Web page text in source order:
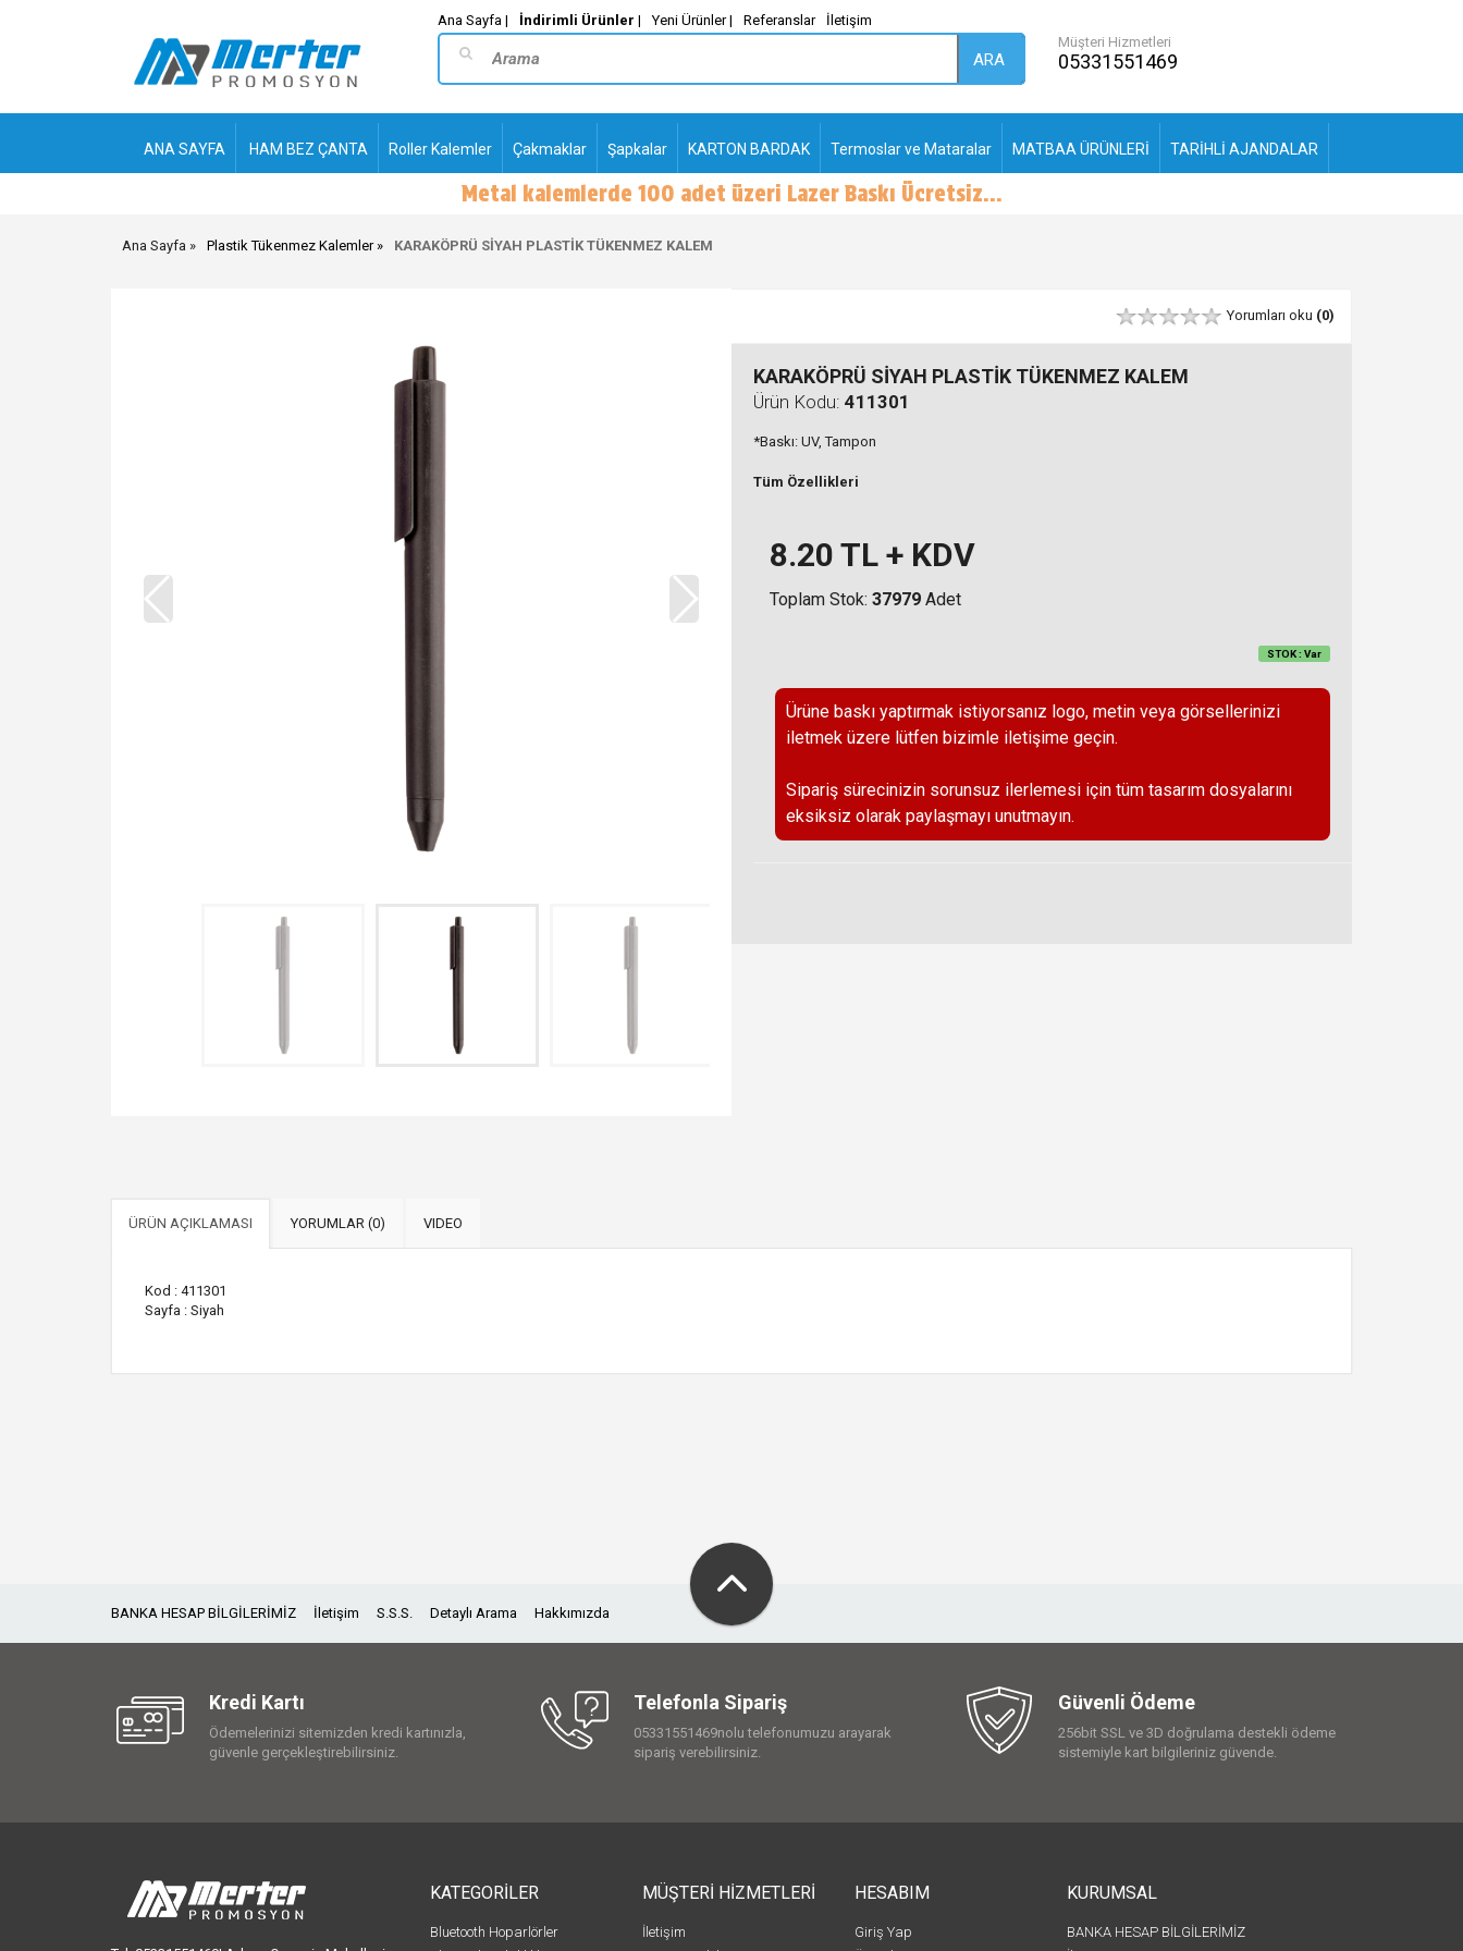
Ana Sayfa | İndirimli Ürünler | Yeni Ürünler | Referanslar İletişim
ARA
Müşteri Hizmetleri
05331551469
ANA SAYFA HAM BEZ ÇANTA Roller Kalemler Çakmaklar Şapkalar KARTON BARDAK Termoslar ve Mataralar MATBAA ÜRÜNLERİ TARİHLİ AJANDALAR
PLASTİK TÜKENMEZ
-
Ana Sayfa Plastik Tükenmez Kalemler KARAKÖPRÜ SİYAH PLASTİK TÜKENMEZ KALEM
Yorumları oku (0)
KARAKÖPRÜ SİYAH PLASTİK TÜKENMEZ KALEM
Ürün Kodu: 411301
*Baskı: UV, Tampon
Tüm Özellikleri
8.20 TL + KDV
Toplam Stok: 37979 Adet
STOK : Var
Ürüne baskı yaptırmak istiyorsanız logo, metin veya görsellerinizi
iletmek üzere lütfen bizimle iletişime geçin.
Sipariş sürecinizin sorunsuz ilerlemesi için tüm tasarım dosyalarını
eksiksiz olarak paylaşmayı unutmayın.
ÜRÜN AÇIKLAMASI YORUMLAR (0) VIDEO
Kod : 411301
Sayfa : Siyah
BANKA HESAP BİLGİLERİMİZ İletişim S.S.S. Detaylı Arama Hakkımızda
Kredi Kartı
Ödemelerinizi sitemizden kredi kartınızla,
güvenle gerçekleştirebilirsiniz.
Telefonla Sipariş
05331551469nolu telefonumuzu arayarak
sipariş verebilirsiniz.
Güvenli Ödeme
256bit SSL ve 3D doğrulama destekli ödeme
sistemiyle kart bilgileriniz güvende.
KATEGORİLER
Bluetooth Hoparlörler
MÜŞTERİ HİZMETLERİ
İletişim
HESABIM
Giriş Yap
KURUMSAL
BANKA HESAP BİLGİLERİMİZ